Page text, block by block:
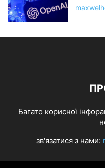
Багато корисної
зв'язатися з нами: